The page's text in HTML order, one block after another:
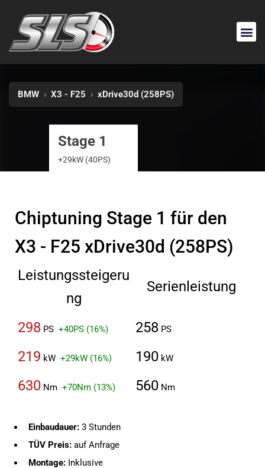
BMW › X3 - F25 › xDrive30d (258PS)
Stage 1
+29kW (40PS)
Chiptuning Stage 1 für den
X3 - F25 xDrive30d (258PS)
Leistungssteigeru
ng
Serienleistung
298 PS +40PS (16%) 258 PS
219 kW +29kW (16%) 190 kW
630 Nm +70Nm (13%) 560 Nm
Einbaudauer:3 Stunden
TÜV Preis:auf Anfrage
Montage:Inklusive